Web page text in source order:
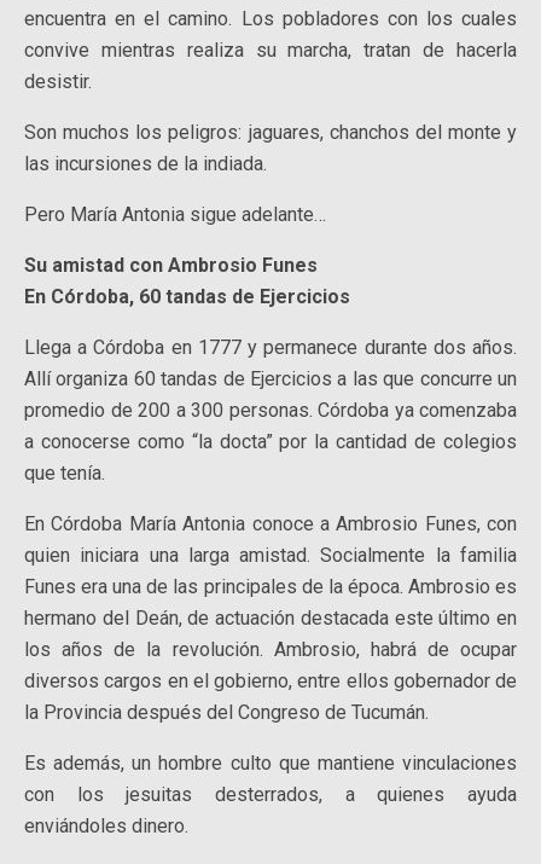
encuentra en el camino. Los pobladores con los cuales
convive mientras realiza su marcha, tratan de hacerla
desistir.
Son muchos los peligros: jaguares, chanchos del monte y
las incursiones de la indiada.
Pero María Antonia sigue adelante…
Su amistad con Ambrosio Funes
En Córdoba, 60 tandas de Ejercicios
Llega a Córdoba en 1777 y permanece durante dos años.
Allí organiza 60 tandas de Ejercicios a las que concurre un
promedio de 200 a 300 personas. Córdoba ya comenzaba
a conocerse como “la docta” por la cantidad de colegios
que tenía.
En Córdoba María Antonia conoce a Ambrosio Funes, con
quien iniciara una larga amistad. Socialmente la familia
Funes era una de las principales de la época. Ambrosio es
hermano del Deán, de actuación destacada este último en
los años de la revolución. Ambrosio, habrá de ocupar
diversos cargos en el gobierno, entre ellos gobernador de
la Provincia después del Congreso de Tucumán.
Es además, un hombre culto que mantiene vinculaciones
con los jesuitas desterrados, a quienes ayuda
enviándoles dinero.